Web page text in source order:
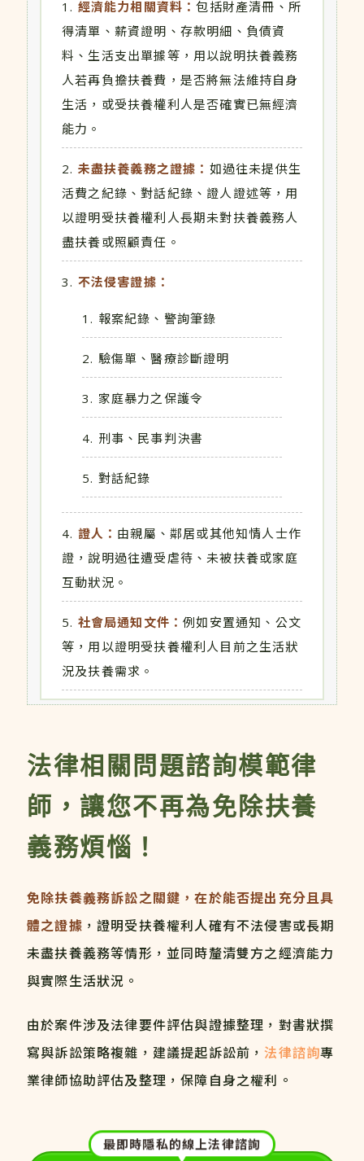
經濟能力相關資料：包括財產清冊、所
得清單、薪資證明、存款明細、負債資
料、生活支出單據等，用以說明扶養義務
人若再負擔扶養費，是否將無法維持自身
生活，或受扶養權利人是否確實已無經濟
能力。
未盡扶養義務之證據： 如過往未提供生
活費之紀錄、對話紀錄、證人證述等，用
以證明受扶養權利人長期未對扶養義務人
盡扶養或照顧責任。
不法侵害證據：
報案紀錄、警詢筆錄
驗傷單、醫療診斷證明
家庭暴力之保護令
刑事、民事判決書
對話紀錄
證人： 由親屬、鄰居或其他知情人士作
證，說明過往遭受虐待、未被扶養或家庭
互動狀況。
社會局通知文件：例如安置通知、公文
等，用以證明受扶養權利人目前之生活狀
況及扶養需求。
法律相關問題諮詢模範律
師，讓您不再為免除扶養
義務煩惱！
免除扶養義務訴訟之關鍵，在於能否提出充分且具
體之證據 ，證明受扶養權利人確有不法侵害或長期
未盡扶養義務等情形，並同時釐清雙方之經濟能力
與實際生活狀況。
由於案件涉及法律要件評估與證據整理，對書狀撰
寫與訴訟策略複雜，建議提起訴訟前，法律諮詢專
業律師協助評估及整理，保障自身之權利。
最即時隱私的線上法律諮詢